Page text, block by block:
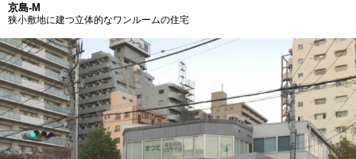
京島-M
狭小敷地に建つ立体的なワンルームの住宅